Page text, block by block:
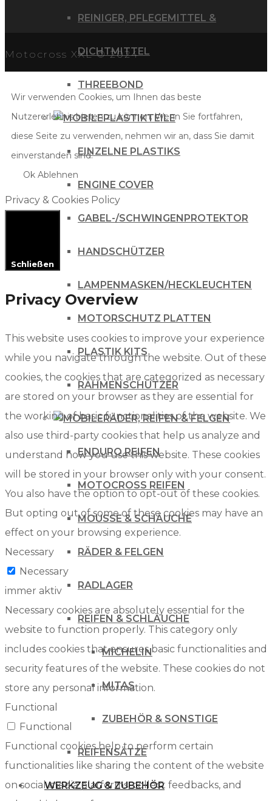
REINIGER, PFLEGEMITTEL &
DICHTMITTEL
THREEBOND
PLASTIKTEILE
EINZELNE PLASTIKS
ENGINE COVER
GABEL-/SCHWINGENPROTEKTOR
HANDSCHÜTZER
LAMPENMASKEN/HECKLEUCHTEN
MOTORSCHUTZ PLATTEN
PLASTIK KITS
RAHMENSCHÜTZER
RÄDER, REIFEN & FELGEN
ENDURO REIFEN
MOTOCROSS REIFEN
MOUSSE & SCHÄUCHE
RÄDER & FELGEN
RADLAGER
REIFEN & SCHLÄUCHE
MICHELIN
MITAS
ZUBEHÖR & SONSTIGE
REIFENSÄTZE
WERKZEUG & ZUBEHÖR
Motocross XXL © 2024
Wir verwenden Cookies, um Ihnen das beste
Nutzererlebnis bieten zu können. Wenn Sie fortfahren,
diese Seite zu verwenden, nehmen wir an, dass Sie damit
einverstanden sind.
Ok Ablehnen
Privacy & Cookies Policy
Schließen
Privacy Overview
This website uses cookies to improve your experience
while you navigate through the website. Out of these
cookies, the cookies that are categorized as necessary
are stored on your browser as they are essential for
the working of basic functionalities of the website. We
also use third-party cookies that help us analyze and
understand how you use this website. These cookies
will be stored in your browser only with your consent.
You also have the option to opt-out of these cookies.
But opting out of some of these cookies may have an
effect on your browsing experience.
Necessary
Necessary
immer aktiv
Necessary cookies are absolutely essential for the
website to function properly. This category only
includes cookies that ensures basic functionalities and
security features of the website. These cookies do not
store any personal information.
Functional
Functional
Functional cookies help to perform certain
functionalities like sharing the content of the website
on social media platforms, collect feedbacks, and